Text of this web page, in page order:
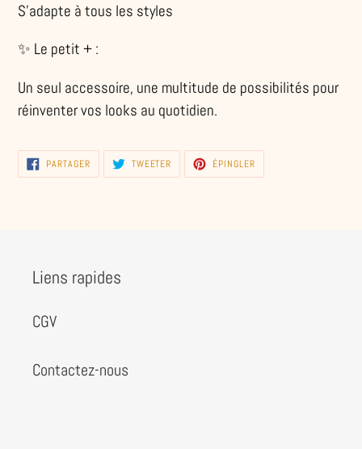
S’adapte à tous les styles
✨ Le petit + :
Un seul accessoire, une multitude de possibilités pour
réinventer vos looks au quotidien.
PARTAGERPARTAGER
SUR
FACEBOOK
TWEETER TWEETER
TWITTER
ÉPINGLER
PINTEREST
Liens rapides
CGV
Contactez-nous